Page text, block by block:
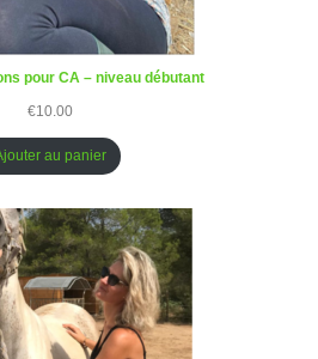
pour CA – niveau débutant
€10.00
au panier